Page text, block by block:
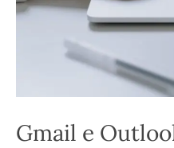
Gmail e